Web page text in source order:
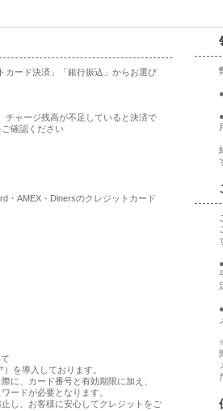
カード決済」「銀行振込」からお選び
チャージ残高が不足していると決済で
確認ください
・AMEX・Dinersのクレジットカード
を導入しております。
に、カード番号と有効期限に加え、
ードが必要となります。
し、お客様に安心してクレジットをご